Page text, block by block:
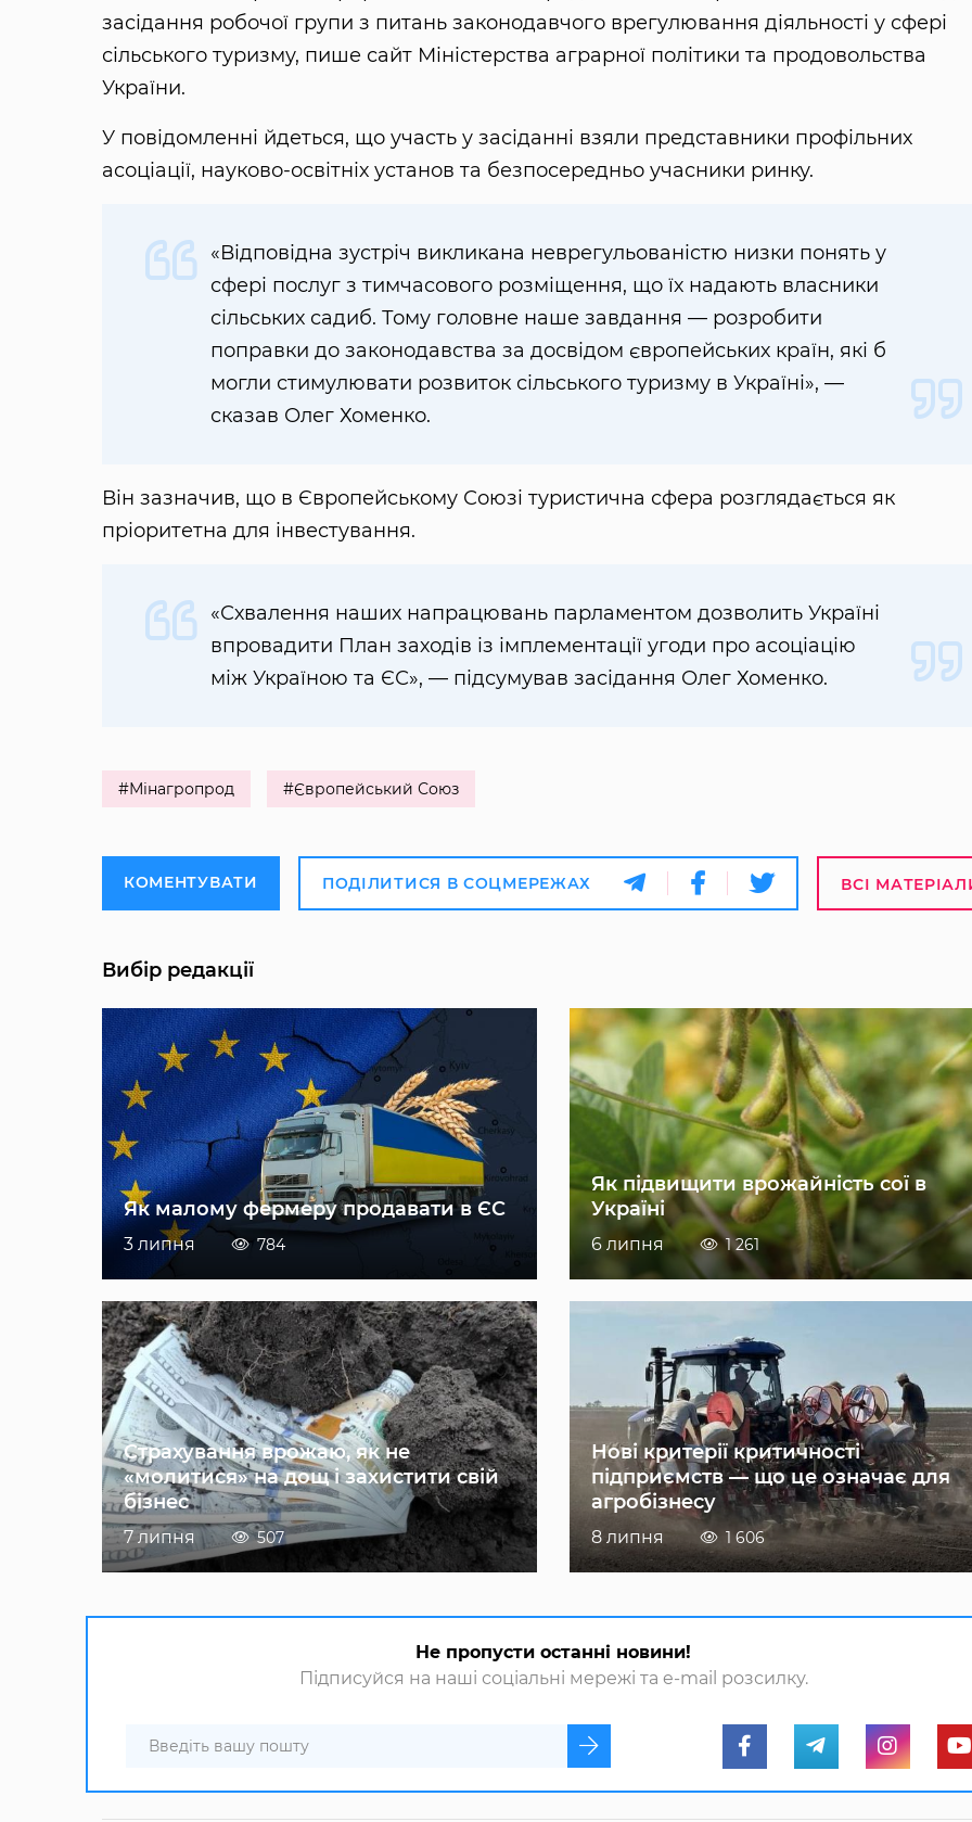
засідання робочої групи з питань законодавчого врегулювання діяльності у сфері
сільського туризму, пише сайт Міністерства аграрної політики та продовольства
України.
У повідомленні йдеться, що участь у засіданні взяли представники профільних
асоціації, науково-освітніх установ та безпосередньо учасники ринку.
«Відповідна зустріч викликана неврегульованістю низки понять у
сфері послуг з тимчасового розміщення, що їх надають власники
сільських садиб. Тому головне наше завдання — розробити
поправки до законодавства за досвідом європейських країн, які б
могли стимулювати розвиток сільського туризму в Україні», —
сказав Олег Хоменко.
Він зазначив, що в Європейському Союзі туристична сфера розглядається як
пріоритетна для інвестування.
«Схвалення наших напрацювань парламентом дозволить Україні
впровадити План заходів із імплементації угоди про асоціацію
між Україною та ЄС», — підсумував засідання Олег Хоменко.
#Мінагропрод #Європейський Союз
КОМЕНТУВАТИ ПОДІЛИТИСЯ В СОЦМЕРЕЖАХ ВСІ
Вибір редакції
Як малому фермеру продавати в ЄС
3 липня 784
Як підвищити врожайність сої в
Україні
6 липня 1 261
Страхування врожаю, як не
«молитися» на дощ і захистити свій
бізнес
7 липня 507
Нові критерії критичності
підприємств — що це означає для
агробізнесу
8 липня 1 606
Не пропусти останні новини!
Підписуйся на наші соціальні мережі та e-mail розсилку.